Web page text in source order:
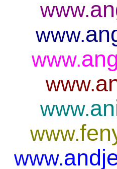
www.
www.
www.
www.
www.
www.
www.